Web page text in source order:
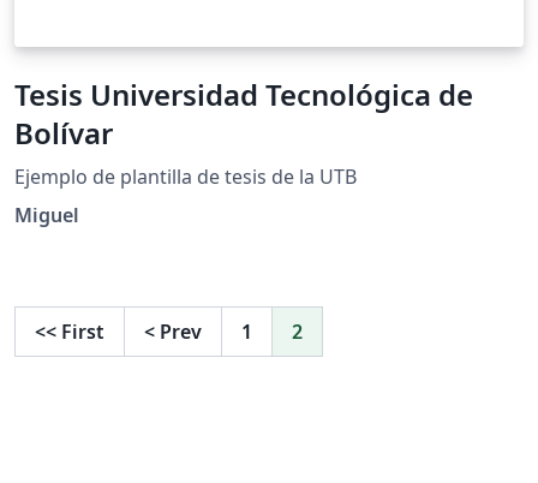
Tesis Universidad Tecnológica de
Bolívar
Ejemplo de plantilla de tesis de la UTB
Miguel
<< First < Prev 1 2